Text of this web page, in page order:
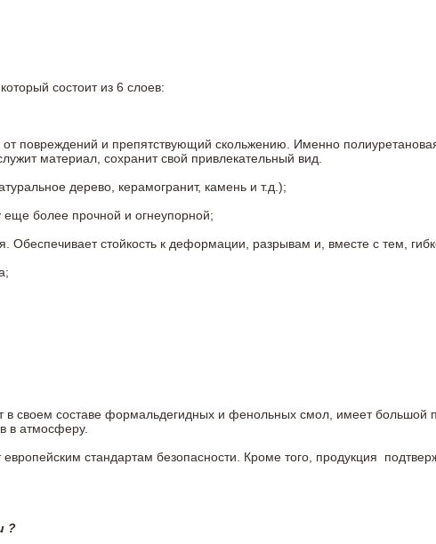
состоит из 6 слоев:
повреждений и препятствующий скольжению. Именно
материал, сохранит свой привлекательный вид.
дерево, керамогранит, камень и т.д.);
еще более прочной и огнеупорной;
стойкость к деформации, разрывам и, вместе с тем,
в своем составе формальдегидных и фенольных смол, имеет большой
в атмосферу.
европейским стандартам безопасности. Кроме того, продукция
?